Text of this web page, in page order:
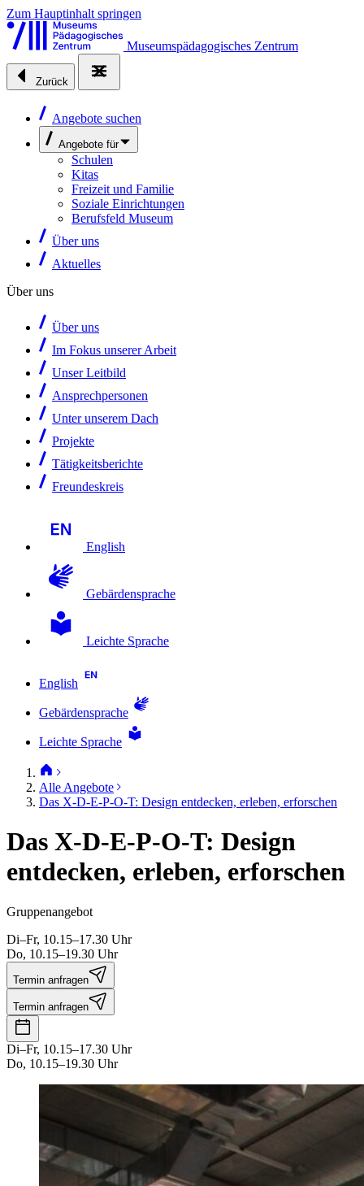
Zum Hauptinhalt springen
Museumspädagogisches Zentrum
Zurück
Angebote suchen
Angebote für
Schulen
Kitas
Freizeit und Familie
Soziale Einrichtungen
Berufsfeld Museum
Über uns
Aktuelles
Über uns
Über uns
Im Fokus unserer Arbeit
Unser Leitbild
Ansprechpersonen
Unter unserem Dach
Projekte
Tätigkeitsberichte
Freundeskreis
English
Gebärdensprache
Leichte Sprache
English
Gebärdensprache
Leichte Sprache
Alle Angebote
Das X-D-E-P-O-T: Design entdecken, erleben, erforschen
Das X-D-E-P-O-T: Design
entdecken, erleben, erforschen
Gruppenangebot
Di–Fr, 10.15–17.30 Uhr
Do, 10.15–19.30 Uhr
Termin anfragen
Termin anfragen
Di–Fr, 10.15–17.30 Uhr
Do, 10.15–19.30 Uhr